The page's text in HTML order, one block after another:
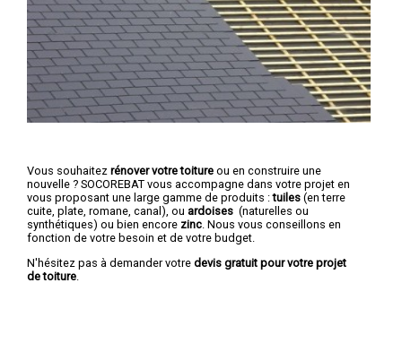
Vous souhaitez rénover votre toiture ou en construire une
nouvelle ? SOCOREBAT vous accompagne dans votre projet en
vous proposant une large gamme de produits :tuiles (en terre
cuite, plate, romane, canal), ou ardoises (naturelles ou
synthétiques) ou bien encore zinc. Nous vous conseillons en
fonction de votre besoin et de votre budget.
N'hésitez pas à demander votre devis gratuit pour votre projet
de toiture